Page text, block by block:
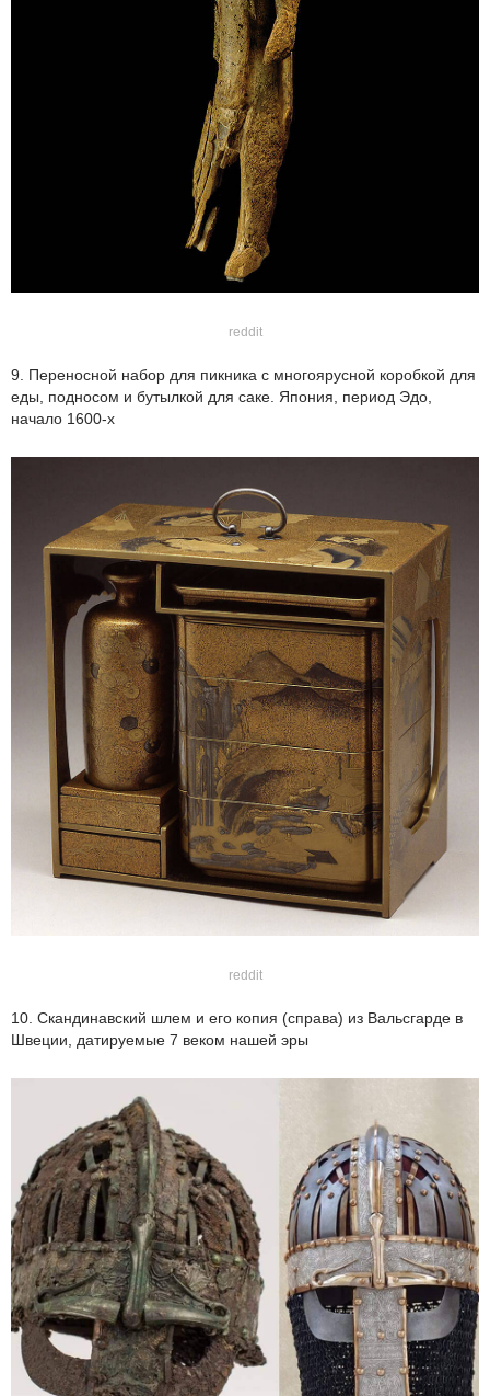
reddit
9. Переносной набор для пикника с многоярусной коробкой для
еды, подносом и бутылкой для саке. Япония, период Эдо,
начало 1600-х
reddit
10. Скандинавский шлем и его копия (справа) из Вальсгарде в
Швеции, датируемые 7 веком нашей эры